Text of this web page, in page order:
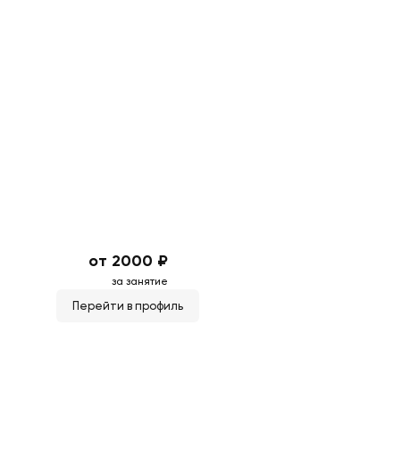
от 2000 ₽
за занятие
Перейти в профиль